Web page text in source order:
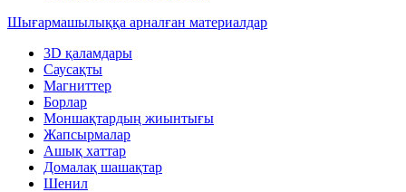
Шығармашылыққа арналған материалдар
3D қаламдары
Саусақты
Магниттер
Борлар
Моншақтардың жиынтығы
Жапсырмалар
Ашық хаттар
Домалақ шашақтар
Шенил